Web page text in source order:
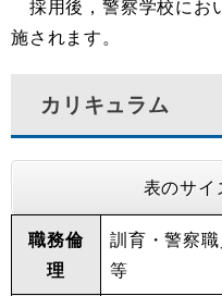
採用後，警察学校にお
施されます。
カリキュラム
表のサイ
職務倫
理
訓育・警察
等